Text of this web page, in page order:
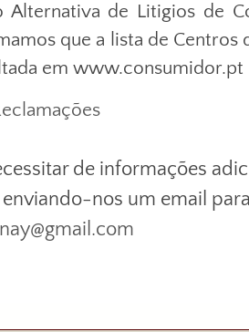
Alternativa de Litigios de
que a lista de
em www.consumidor.pt
de informações
nos um email